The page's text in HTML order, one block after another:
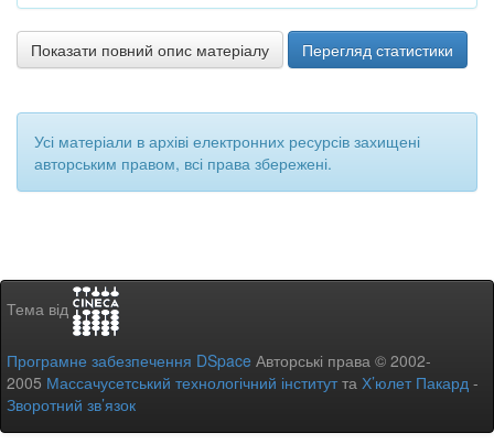
Показати повний опис матеріалу Перегляд статистики
Усі матеріали в архіві електронних ресурсів захищені
авторським правом, всі права збережені.
Тема від
Програмне забезпечення DSpace Авторські права © 2002-
2005 Массачусетський технологічний інститутта Х’юлет Пакард -
Зворотний зв’язок